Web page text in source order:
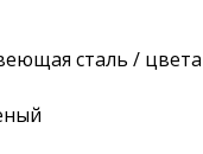
сталь /